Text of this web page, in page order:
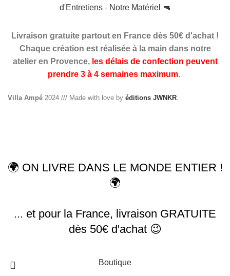
d'Entretiens- Notre Matériel 🔫
Livraison gratuite partout en France dès 50€ d'achat !
Chaque création est réalisée à la main dans notre
atelier en Provence, les délais de confection peuvent
prendre 3 à 4 semaines maximum.
Villa Ampé 2024 /// Made with love by éditions JWNKR.
🌍 ON LIVRE DANS LE MONDE ENTIER !
🌍
... et pour la France, livraison GRATUITE
dès 50€ d'achat 😉
Boutique